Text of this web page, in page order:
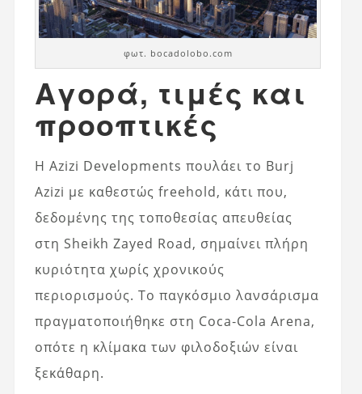
φωτ. bocadolobo.com
Αγορά, τιμές και
προοπτικές
Η Azizi Developments πουλάει το Burj
Azizi με καθεστώς freehold, κάτι που,
δεδομένης της τοποθεσίας απευθείας
στη Sheikh Zayed Road, σημαίνει πλήρη
κυριότητα χωρίς χρονικούς
περιορισμούς. Το παγκόσμιο λανσάρισμα
πραγματοποιήθηκε στη Coca‑Cola Arena,
οπότε η κλίμακα των φιλοδοξιών είναι
ξεκάθαρη.